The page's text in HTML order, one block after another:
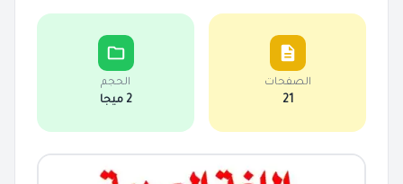
الصفحات
21
الحجم
2 ميجا